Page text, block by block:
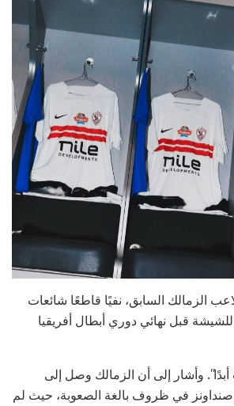
الزمالك السابق، نفيًا قاطعًا شائعات
قبل نهائي دوري أبطال أفريقيا
وأشار إلى أن الزمالك وصل إلى
صنداونز في ظروف بالغة الصعوبة، حيث لم